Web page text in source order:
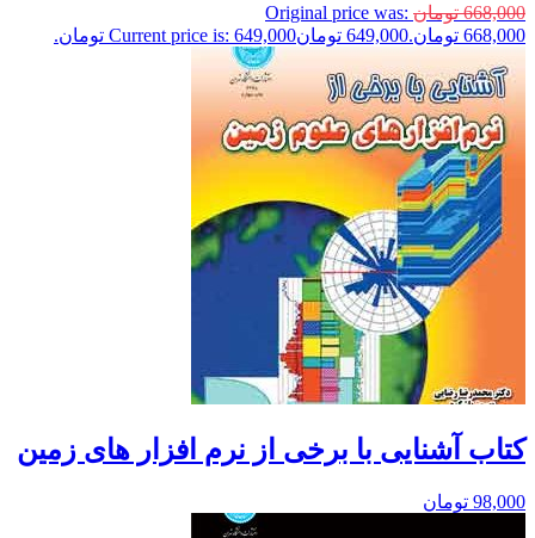
668,000 تومان Original price was:
668,000 تومان.
649,000 تومانCurrent price is: 649,000 تومان.
کتاب آشنایی با برخی از نرم افزار های زمین
98,000 تومان